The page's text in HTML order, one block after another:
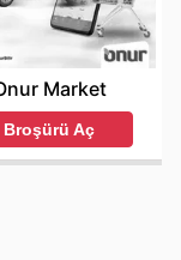
Market
Broşürü Aç